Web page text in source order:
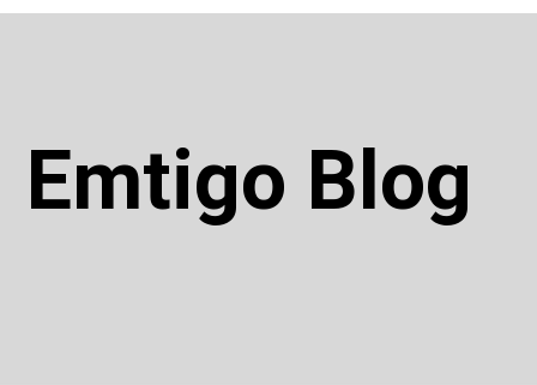
Emtigo Blog